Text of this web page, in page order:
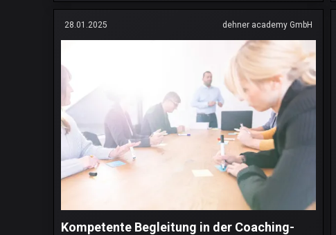
28.01.2025 dehner academy GmbH
Kompetente Begleitung in der Coaching-